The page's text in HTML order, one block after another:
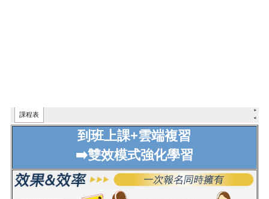
到班上課+雲端複習
➡️雙效模式強化學習